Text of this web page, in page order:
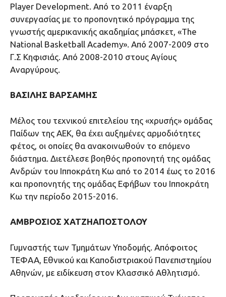
Player Development. Από το 2011 έναρξη
συνεργασίας με το προπονητικό πρόγραμμα της
γνωστής αμερικανικής ακαδημίας μπάσκετ, «The
National Basketball Academy». Από 2007-2009 στο
Γ.Σ Κηφισιάς. Από 2008-2010 στους Αγίους
Αναργύρους.
ΒΑΣΙΛΗΣ ΒΑΡΣΑΜΗΣ
Μέλος του τεχνικού επιτελείου της «χρυσής» ομάδας
Παίδων της ΑΕΚ, θα έχει αυξημένες αρμοδιότητες
φέτος, οι οποίες θα ανακοινωθούν το επόμενο
διάστημα. Διετέλεσε βοηθός προπονητή της ομάδας
Ανδρών του Ιπποκράτη Κω από το 2014 έως το 2016
και προπονητής της ομάδας Εφήβων του Ιπποκράτη
Κω την περίοδο 2015-2016.
ΑΜΒΡΟΣΙΟΣ ΧΑΤΖΗΑΠΟΣΤΟΛΟΥ
Γυμναστής των Τμημάτων Υποδομής. Απόφοιτος
ΤΕΦΑΑ, Εθνικού και Καποδιστριακού Πανεπιστημίου
Αθηνών, με ειδίκευση στον Κλασσικό Αθλητισμό.